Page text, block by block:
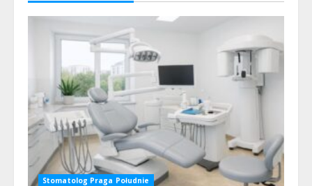
Stomatolog Praga Południe